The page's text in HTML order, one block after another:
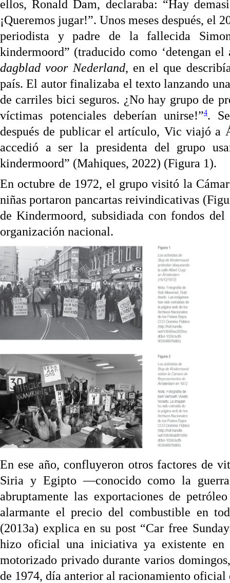
ellos, Ronald Dam, declaraba: “Hay
¡Queremos jugar!”. Unos meses después, el
periodista y padre de la fallecida
kindermoord” (traducido como ‘detengan
dagblad voor Nederland, en el que
país. El autor finalizaba el texto lanzando
de carriles bici seguros. ¿No hay grupo de
víctimas potenciales deberían unirse!”4.
después de publicar el artículo, Vic viajó a
accedió a ser la presidenta del grupo
kindermoord” (Mahiques, 2022) (Figura 1).
En octubre de 1972, el grupo visitó la
niñas portaron pancartas reivindicativas
de Kindermoord, subsidiada con fondos
organización nacional.
En ese año, confluyeron otros factores de
Siria y Egipto —conocido como la
abruptamente las exportaciones de
alarmante el precio del combustible en
(2013a) explica en su post “Car free
hizo oficial una iniciativa ya existente
motorizado privado durante varios
de 1974, día anterior al racionamiento oficial